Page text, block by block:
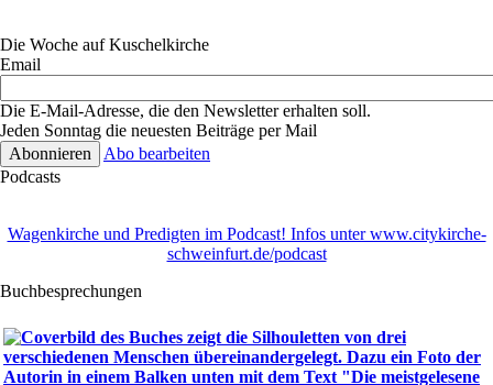
Die Woche auf Kuschelkirche
Email
Die E-Mail-Adresse, die den Newsletter erhalten soll.
Jeden Sonntag die neuesten Beiträge per Mail
Abo bearbeiten
Podcasts
Wagenkirche und Predigten im Podcast! Infos unter www.citykirche-
schweinfurt.de/podcast
Buchbesprechungen